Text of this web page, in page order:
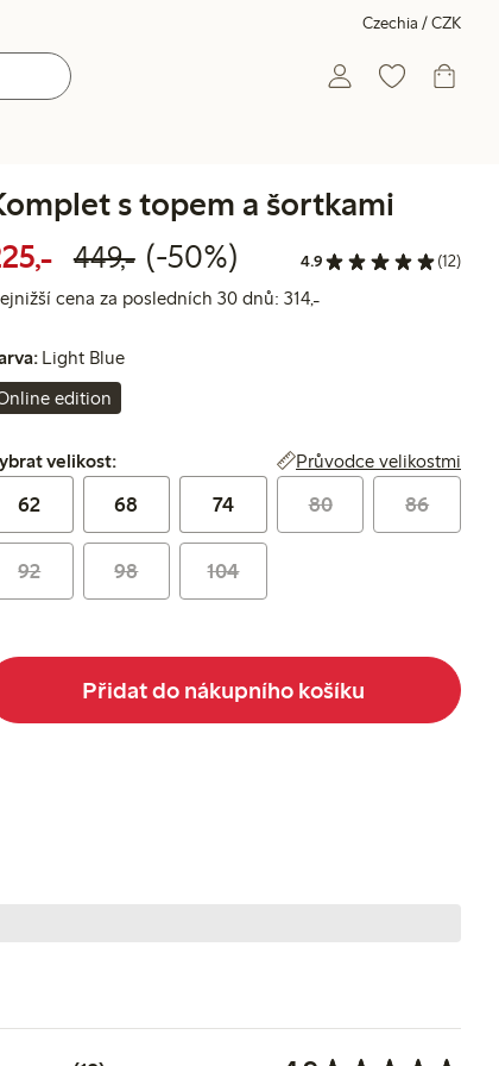
Czechia / CZK
s topem a šortkami
Snížená cena: 225,00 Kč
449,-Běžná cena: 449,00 Kč
50% sleva
(-50%) 4.9 (12)
cena za posledních 30 dnů: 314,-Nejnižší cena za
Light Blue
edition
velikost:
velikost: Průvodce velikostmi
62 68 74 80 86
92 98 104
Přidat do nákupního košíku